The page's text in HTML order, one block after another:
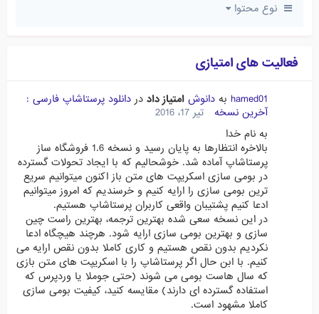
نوع محتوا
فعالیت های امتیازی
hamed01 به دانوش امتیاز داد در دانلود پرستاشاپ فارسی :
آخرین نسخه
تیر 17، 2016
به نام خدا
بالاخره انتظارها به پایان رسید و نسخه 1.6 فروشگاه ساز
پرستاشاپ آماده شد. خوشحالیم که با ایجاد تحولات گسترده
در بومی سازی اسکریپت های متن باز اکنون میتوانیم سریع
ترین بومی سازی را ارایه کنیم و خرسندیم که امروز میتوانیم
ادعا کنیم پشتیبان واقعی کاربران پرستاشاپ هستیم.
در این نسخه سعی شده بهترین ترجمه، بهترین راست چین
سازی و بهترین بومی سازی ارایه شود. هرچند هیچگاه ادعا
نکردیم بدون نقص هستیم و کاری کاملا بدون نقص ارایه می
کنیم. با ابن حال اگر پرستاشاپ را با اسکریپت های متن بازی
که سال هاست بومی می شوند (حتی جوملا یا وردپرس که
استفاده گسترده ای دارند) مقایسه کنید، کیفیت بومی سازی
کاملا مشهود است.